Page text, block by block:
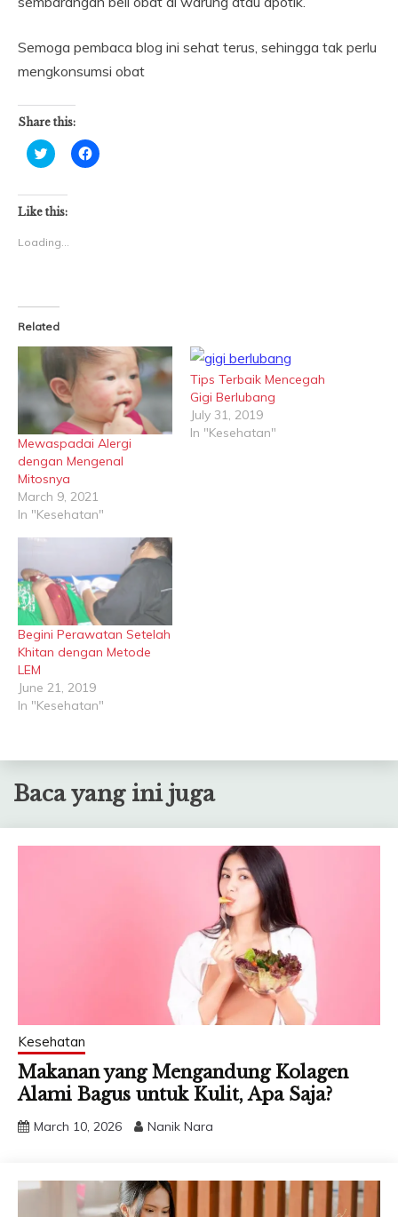
Semoga pembaca blog ini sehat terus, sehingga tak perlu
mengkonsumsi obat
Share this:
Click
to
Twitter
(Opens
in
window)
Click
to
Like this:
Loading...
Related
Mewaspadai Alergi
dengan Mengenal
Mitosnya
March 9, 2021
In "Kesehatan"
Tips Terbaik Mencegah
Gigi Berlubang
July 31, 2019
In "Kesehatan"
Begini Perawatan Setelah
Khitan dengan Metode
LEM
June 21, 2019
In "Kesehatan"
Baca yang ini juga
Kesehatan
Makanan yang Mengandung Kolagen
Alami Bagus untuk Kulit, Apa Saja?
March 10, 2026 Nanik Nara